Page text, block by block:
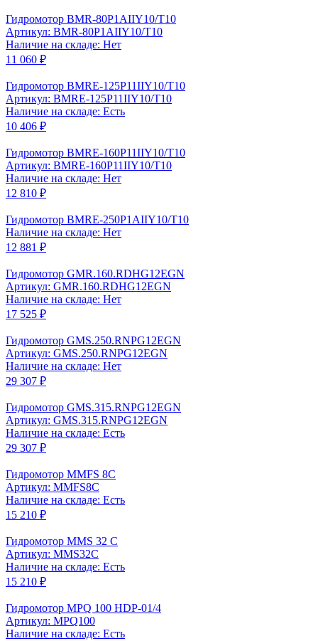
Гидромотор BMR-80P1AIIY10/T10
Артикул: BMR-80P1AIIY10/T10
Наличие на складе: Нет
11 060 ₽
Гидромотор BMRE-125P11IIY10/T10
Артикул: BMRE-125P11IIY10/T10
Наличие на складе: Есть
10 406 ₽
Гидромотор BMRE-160P11IIY10/T10
Артикул: BMRE-160P11IIY10/T10
Наличие на складе: Нет
12 810 ₽
Гидромотор BMRE-250P1AIIY10/T10
Наличие на складе: Нет
12 881 ₽
Гидромотор GMR.160.RDHG12EGN
Артикул: GMR.160.RDHG12EGN
Наличие на складе: Нет
17 525 ₽
Гидромотор GMS.250.RNPG12EGN
Артикул: GMS.250.RNPG12EGN
Наличие на складе: Нет
29 307 ₽
Гидромотор GMS.315.RNPG12EGN
Артикул: GMS.315.RNPG12EGN
Наличие на складе: Есть
29 307 ₽
Гидромотор MMFS 8C
Артикул: MMFS8C
Наличие на складе: Есть
15 210 ₽
Гидромотор MMS 32 C
Артикул: MMS32C
Наличие на складе: Есть
15 210 ₽
Гидромотор MPQ 100 HDP-01/4
Артикул: MPQ100
Наличие на складе: Есть